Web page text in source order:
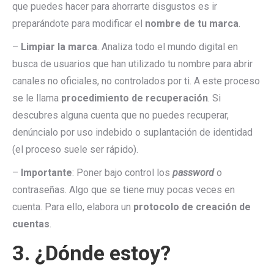
que puedes hacer para ahorrarte disgustos es ir
preparándote para modificar el nombre de tu marca.
– Limpiar la marca. Analiza todo el mundo digital en
busca de usuarios que han utilizado tu nombre para abrir
canales no oficiales, no controlados por ti. A este proceso
se le llama procedimiento de recuperación. Si
descubres alguna cuenta que no puedes recuperar,
denúncialo por uso indebido o suplantación de identidad
(el proceso suele ser rápido).
– Importante: Poner bajo control los passwordo
contraseñas. Algo que se tiene muy pocas veces en
cuenta. Para ello, elabora un protocolo de creación de
cuentas.
3. ¿Dónde estoy?